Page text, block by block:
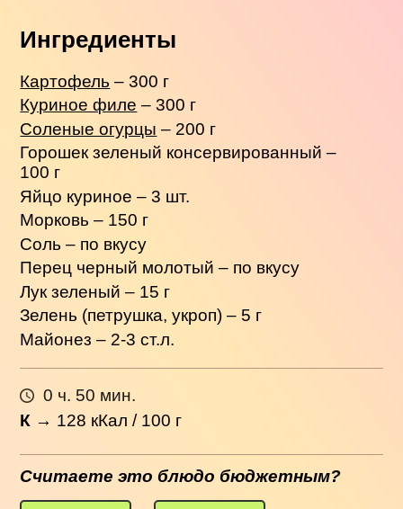
Ингредиенты
Картофель – 300 г
Куриное филе – 300 г
Соленые огурцы – 200 г
Горошек зеленый консервированный –
100 г
Яйцо куриное – 3 шт.
Морковь – 150 г
Соль – по вкусу
Перец черный молотый – по вкусу
Лук зеленый – 15 г
Зелень (петрушка, укроп) – 5 г
Майонез – 2-3 ст.л.
0 ч. 50 мин.
К → 128 кКал / 100 г
Считаете это блюдо бюджетным?